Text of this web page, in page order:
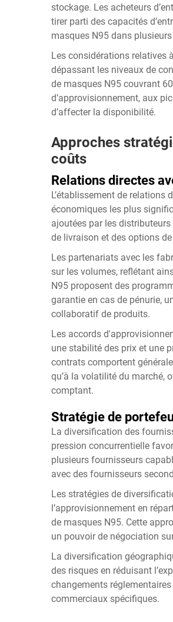
stockage. Les acheteurs
tirer parti des capacités
masques N95 dans
Les considérations relatives
dépassant les niveaux de
de masques N95 couvrant
d’approvisionnement, aux
d’affecter la disponibilité.
Approches
coûts
Relations directes
L’établissement de
économiques les plus
ajoutées par les
de livraison et des options
Les partenariats avec les
sur les volumes, reflétant
N95 proposent des
garantie en cas de pénurie,
collaboratif de produits.
Les accords
une stabilité des prix et une
contrats comportent
qu’à la volatilité du marché,
comptant.
Stratégie de
La diversification des
pression concurrentielle
plusieurs fournisseurs
avec des fournisseurs
Les stratégies de
l’approvisionnement en
de masques N95. Cette
un pouvoir de négociation
La diversification
des risques en réduisant
changements
commerciaux spécifiques.